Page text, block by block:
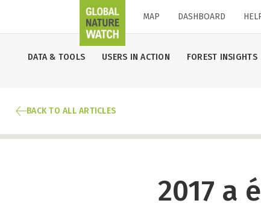
MAP DASHBOARD
DATA & TOOLS USERS IN ACTION FOREST INSIGHTS
BACK TO ALL ARTICLES
2017 a